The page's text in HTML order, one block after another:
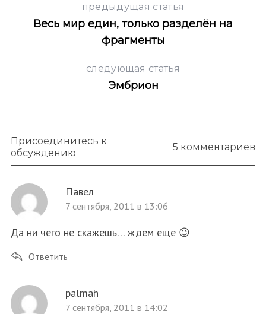
предыдущая статья
Весь мир един, только разделён на
фрагменты
следующая статья
Эмбрион
Присоединитесь к
обсуждению
5 комментариев
Павел
7 сентября, 2011 в 13:06
Да ни чего не скажешь… ждем еще 😉
Ответить
palmah
7 сентября, 2011 в 14:02